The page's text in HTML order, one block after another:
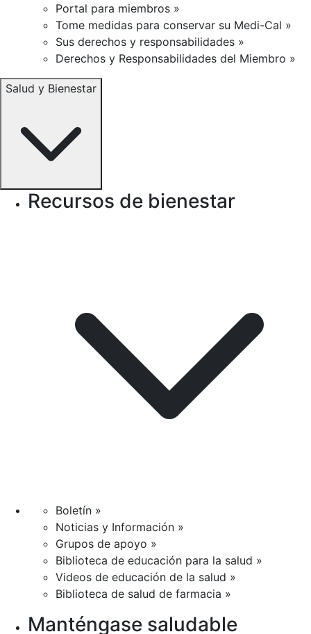
Portal para miembros »
Tome medidas para conservar su Medi-Cal »
Sus derechos y responsabilidades »
Derechos y Responsabilidades del Miembro »
Salud y Bienestar
Recursos de bienestar
Boletín »
Noticias y Información »
Grupos de apoyo »
Biblioteca de educación para la salud »
Videos de educación de la salud »
Biblioteca de salud de farmacia »
Manténgase saludable